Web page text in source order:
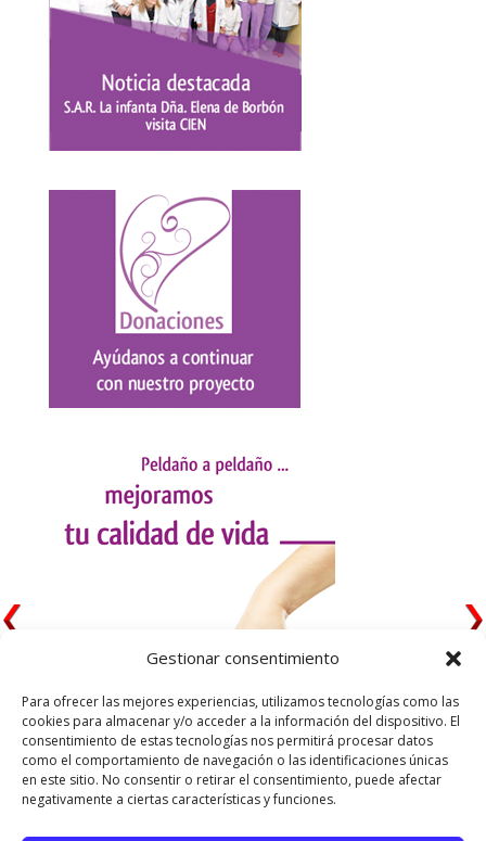
Gestionar consentimiento
Para ofrecer las mejores experiencias, utilizamos tecnologías como las
cookies para almacenar y/o acceder a la información del dispositivo. El
consentimiento de estas tecnologías nos permitirá procesar datos
como el comportamiento de navegación o las identificaciones únicas
en este sitio. No consentir o retirar el consentimiento, puede afectar
negativamente a ciertas características y funciones.